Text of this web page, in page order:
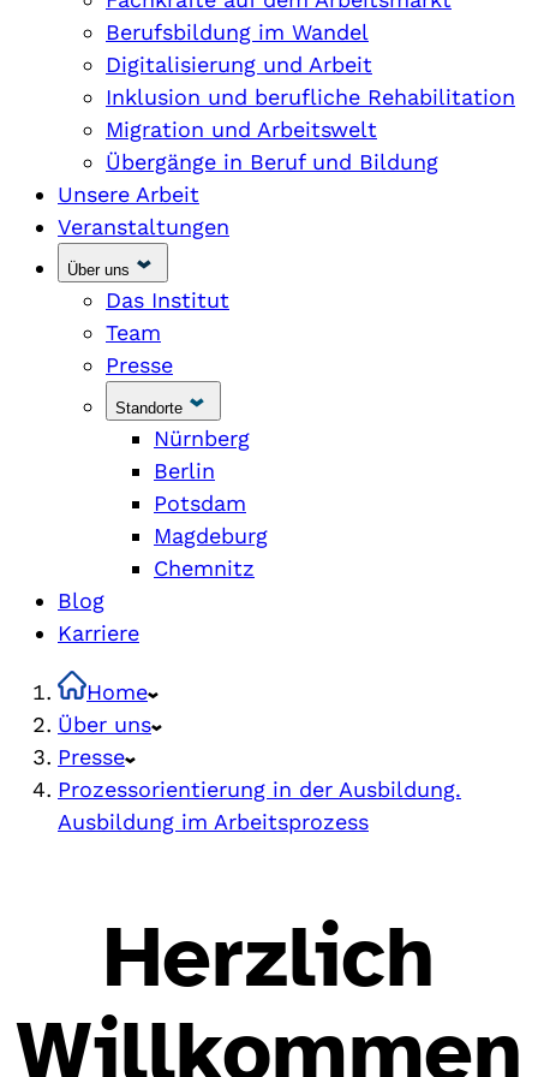
Berufsbildung im Wandel
Digitalisierung und Arbeit
Inklusion und berufliche Rehabilitation
Migration und Arbeitswelt
Übergänge in Beruf und Bildung
Unsere Arbeit
Veranstaltungen
Über uns
Das Institut
Team
Presse
Standorte
Nürnberg
Berlin
Potsdam
Magdeburg
Chemnitz
Blog
Karriere
Home
Über uns
Presse
Prozessorientierung in der Ausbildung.
Ausbildung im Arbeitsprozess
Herzlich
Willkommen